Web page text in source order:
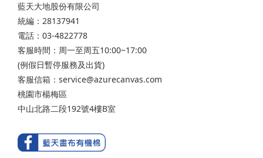
藍天大地股份有限公司
統編：28137941
電話：03-4822778
客服時間：周一至周五10:00~17:00
(例假日暫停服務及出貨)
客服信箱：service@azurecanvas.com
桃園市楊梅區
中山北路二段192號4樓B室